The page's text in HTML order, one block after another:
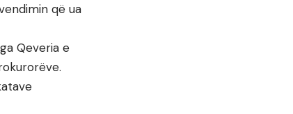
që ua
Qeveria e